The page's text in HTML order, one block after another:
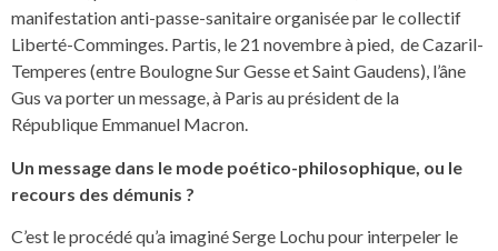
manifestation anti-passe-sanitaire organisée par le collectif
Liberté-Comminges. Partis, le 21 novembre à pied, de Cazaril-
Temperes (entre Boulogne Sur Gesse et Saint Gaudens), l’âne
Gus va porter un message, à Paris au président de la
République Emmanuel Macron.
Un message dans le mode poético-philosophique, ou le
recours des démunis ?
C’est le procédé qu’a imaginé Serge Lochu pour interpeler le